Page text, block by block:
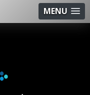
MENU